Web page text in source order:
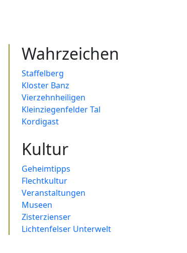
Wahrzeichen
Staffelberg
Kloster Banz
Vierzehnheiligen
Kleinziegenfelder Tal
Kordigast
Kultur
Geheimtipps
Flechtkultur
Veranstaltungen
Museen
Zisterzienser
Lichtenfelser Unterwelt